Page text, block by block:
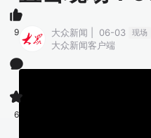
大众新闻 | 06-03 现场
大众新闻客户端
9
6